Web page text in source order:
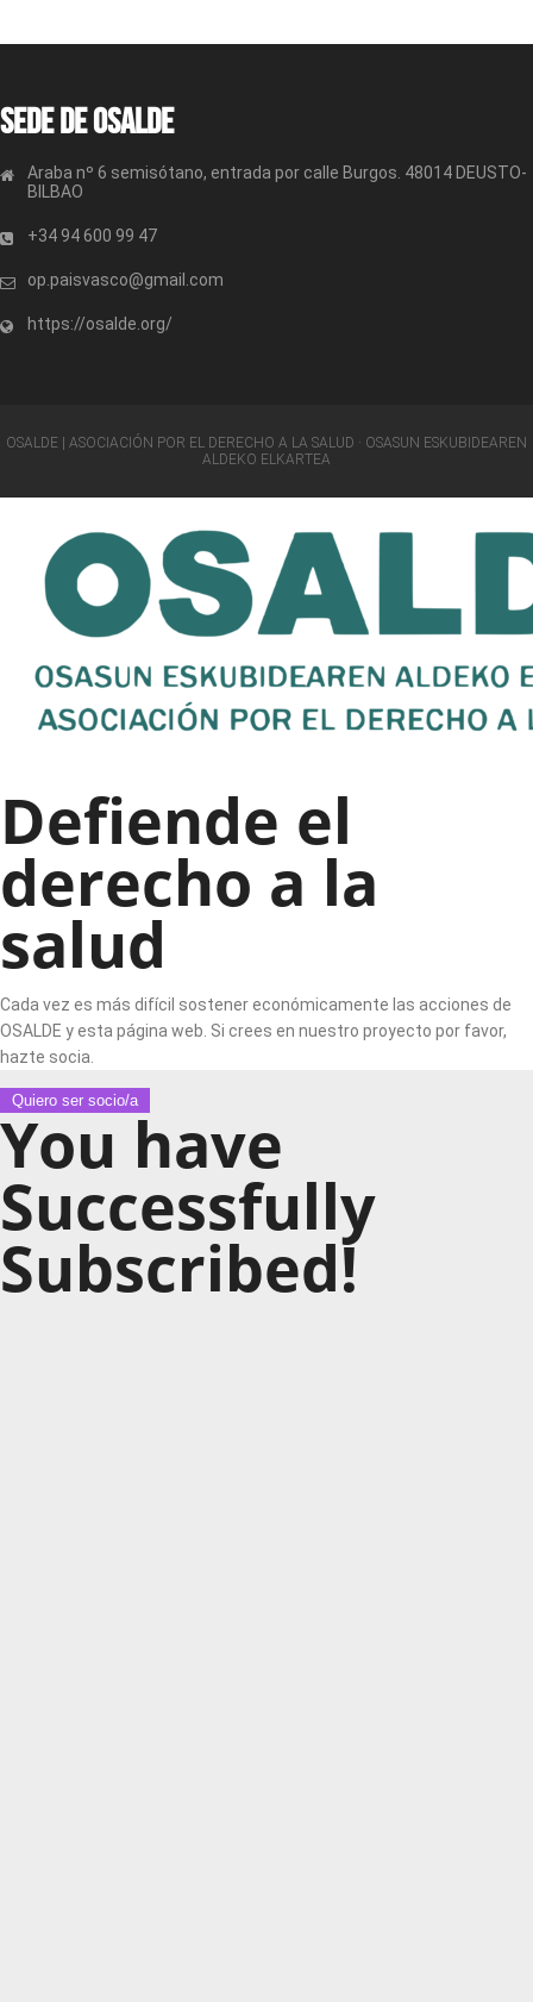
Sede de OSALDE
Araba nº 6 semisótano, entrada por calle Burgos. 48014 DEUSTO-
BILBAO
+34 94 600 99 47
op.paisvasco@gmail.com
https://osalde.org/
OSALDE | ASOCIACIÓN POR EL DERECHO A LA SALUD · OSASUN ESKUBIDEAREN
ALDEKO ELKARTEA
Defiende el
derecho a la
salud
Cada vez es más difícil sostener económicamente las acciones de
OSALDE y esta página web. Si crees en nuestro proyecto por favor,
hazte socia.
Quiero ser socio/a
You have
Successfully
Subscribed!